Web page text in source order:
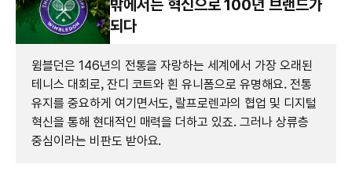
밖에서는 혁신으로 100년 브랜드가
되다
윔블던은 146년의 전통을 자랑하는 세계에서 가장 오래된
테니스 대회로, 잔디 코트와 흰 유니폼으로 유명해요. 전통
유지를 중요하게 여기면서도, 랄프로렌과의 협업 및 디지털
혁신을 통해 현대적인 매력을 더하고 있죠. 그러나 상류층
중심이라는 비판도 받아요.